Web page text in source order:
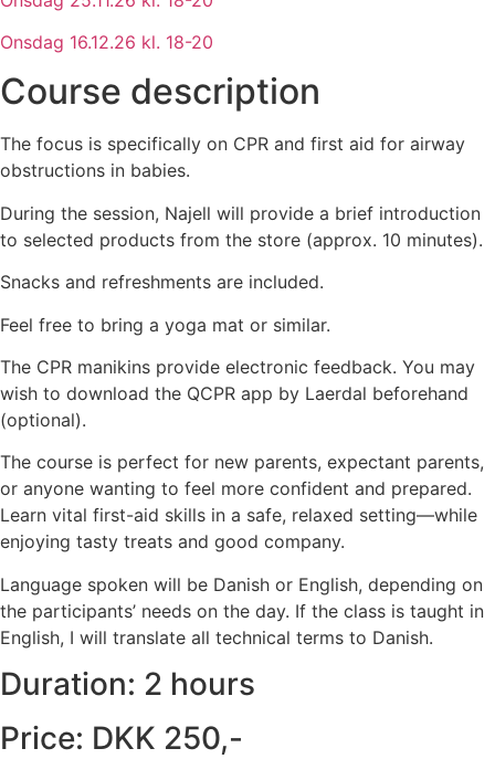
Onsdag 16.12.26 kl. 18-20
Course description
The focus is specifically on CPR and first aid for airway
obstructions in babies.
During the session, Najell will provide a brief introduction
to selected products from the store (approx. 10 minutes).
Snacks and refreshments are included.
Feel free to bring a yoga mat or similar.
The CPR manikins provide electronic feedback. You may
wish to download the QCPR app by Laerdal beforehand
(optional).
The course is perfect for new parents, expectant parents,
or anyone wanting to feel more confident and prepared.
Learn vital first-aid skills in a safe, relaxed setting—while
enjoying tasty treats and good company.
Language spoken will be Danish or English, depending on
the participants’ needs on the day. If the class is taught in
English, I will translate all technical terms to Danish.
Duration: 2 hours
Price: DKK 250,-